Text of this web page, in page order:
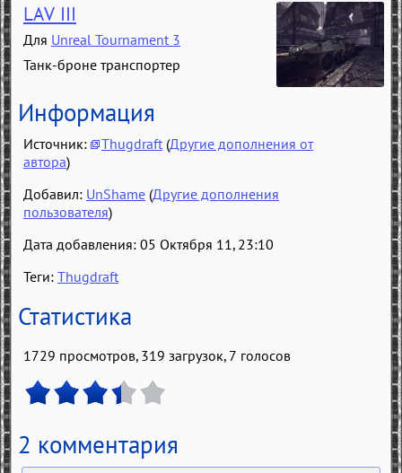
LAV III
Для Unreal Tournament 3
Танк-броне транспортер
Информация
Источник: Thugdraft (Другие дополнения от
автора)
Добавил: UnShame (Другие дополнения
пользователя)
Дата добавления: 05 Октября 11, 23:10
Теги: Thugdraft
Статистика
1729 просмотров, 319 загрузок, 7 голосов
2 комментария